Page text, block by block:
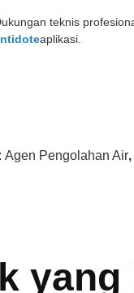
teknis
aplikasi.
Agen Pengolahan Air,
yang